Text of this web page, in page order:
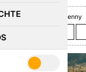
March 3, 2020 Benny